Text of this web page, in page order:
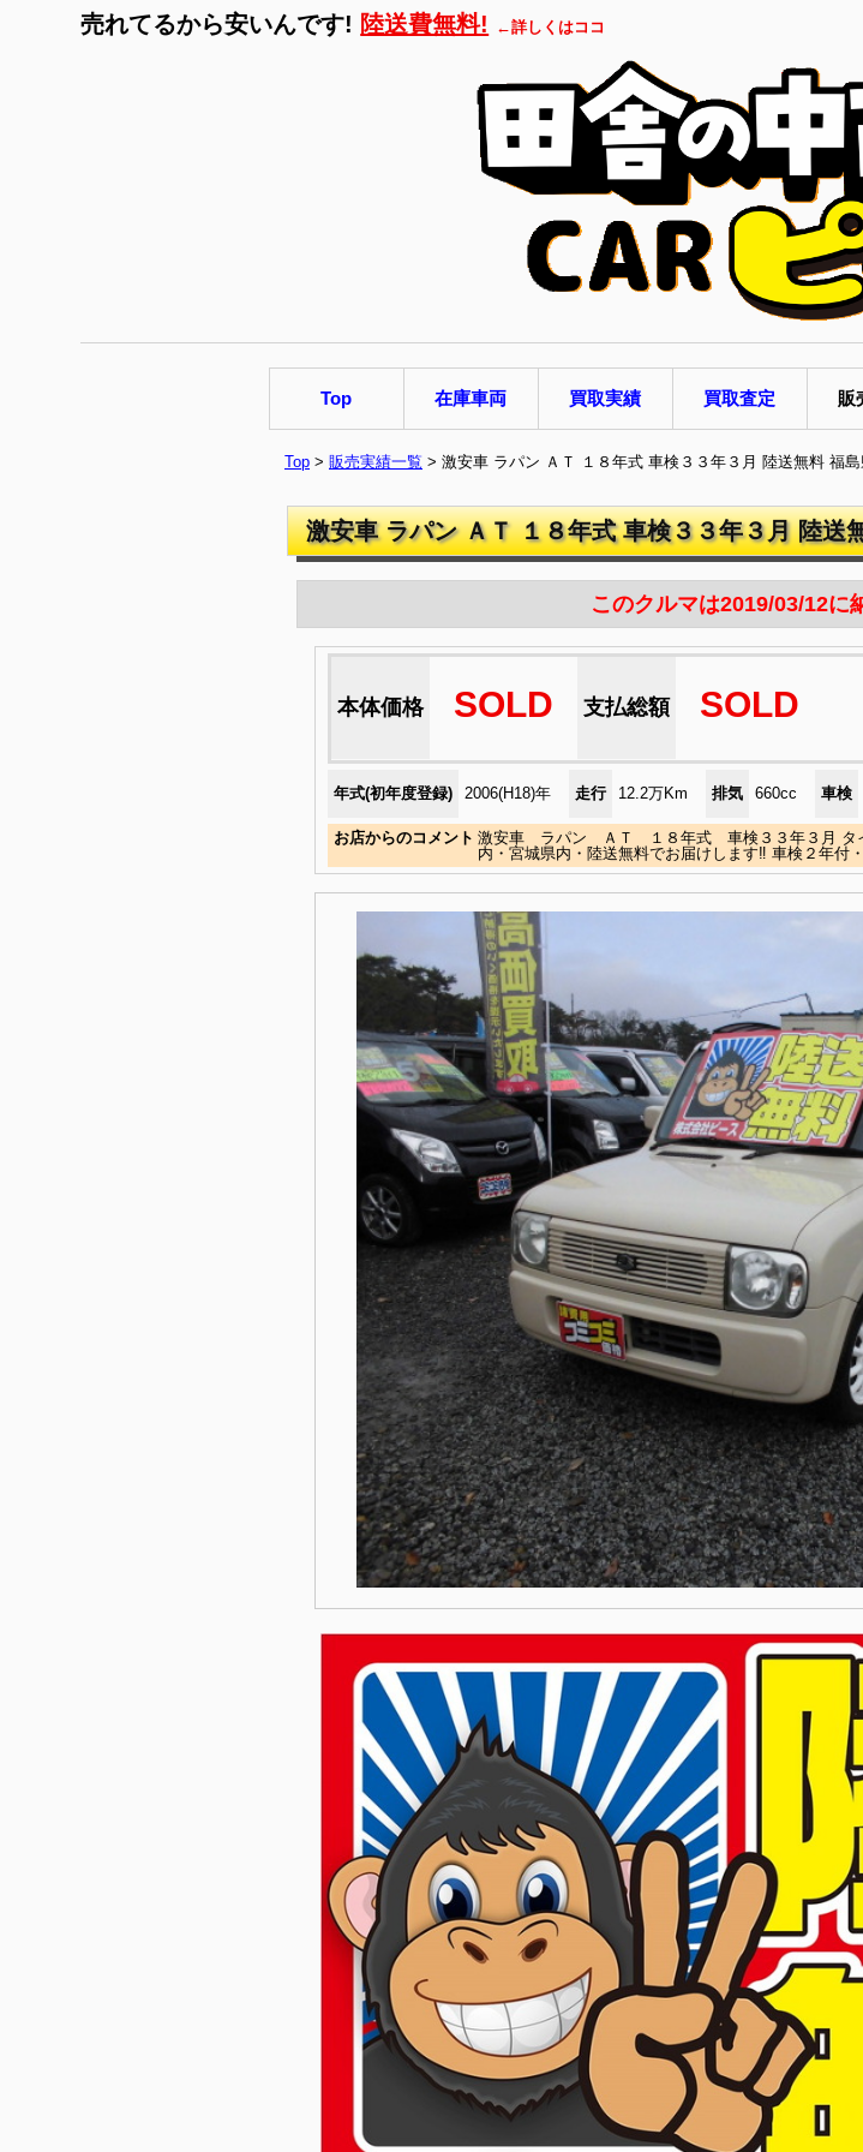
売れてるから安いんです! 陸送費無料! ←詳しくはココ
Top 在庫車両 買取実績 買取査定 販
Top > 販売実績一覧 > 激安車 ラパン ＡＴ １８年式 車検３３年３月 陸送無料 福
激安車 ラパン ＡＴ １８年式 車検３３年３月 陸送
このクルマは2019/03/12に
本体価格 SOLD 支払総額 SOLD
年式(初年度登録) 2006(H18)年 走行 12.2万Km 排気 660cc 車検
お店からのコメント 激安車 ラパン ＡＴ １８年式 車検３３年３月 タ
内・宮城県内・陸送無料でお届けします‼ 車検２年付